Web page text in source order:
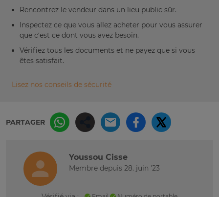
Rencontrez le vendeur dans un lieu public sûr.
Inspectez ce que vous allez acheter pour vous assurer
que c’est ce dont vous avez besoin.
Vérifiez tous les documents et ne payez que si vous
êtes satisfait.
Lisez nos conseils de sécurité
PARTAGER
Youssou Cisse
Membre depuis 28. juin '23